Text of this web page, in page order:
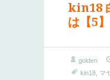
kin18
は【5】
golden
kin18 マ